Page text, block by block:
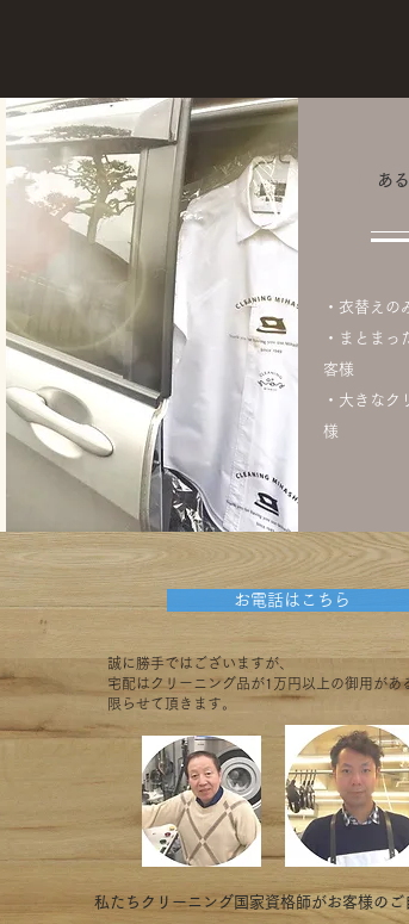
あ
・衣替えの
・まとまっ
客様
・大きなク
様
お電話はこちら
誠に勝手ではございますが、
宅配はクリーニング品が1万円以上の御用があ
限らせて頂きます。
私たちクリーニング国家資格師がお客様のご